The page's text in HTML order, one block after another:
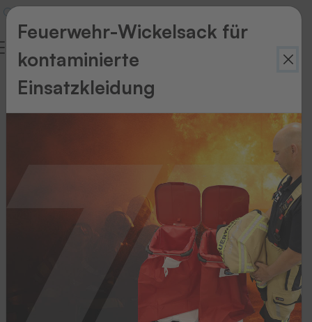
Zurück
Feuerwehr-Wickelsack für
kontaminierte
Einsatzkleidung